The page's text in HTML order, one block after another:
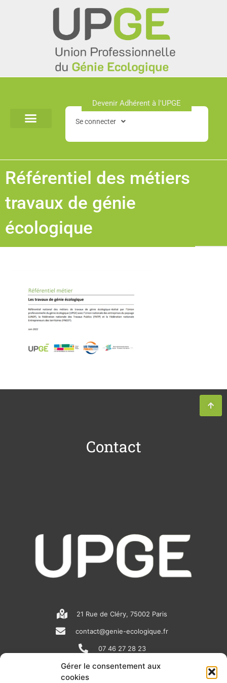
Gérer le consentement aux
cookies
Devenir Adhérent à l'UPGE​
Se connecter
Référentiel des métiers
travaux de génie
écologique
Contact
21 Rue de Cléry, 75002 Paris
contact@genie-ecologique.fr
07 46 27 28 23